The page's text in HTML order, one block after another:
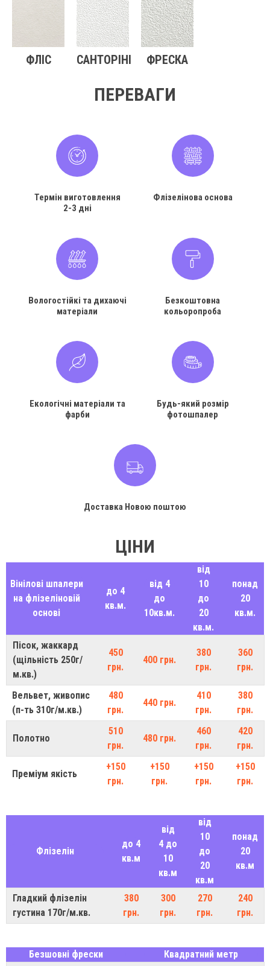
ФЛІС САНТОРІНІ ФРЕСКА
ПЕРЕВАГИ
Термін виготовлення
2-3 дні
Флізелінова основа
Вологостійкі та дихаючі
матеріали
Безкоштовна
кольоропроба
Екологічні матеріали та
фарби
Будь-який розмір
фотошпалер
Доставка Новою поштою
ЦІНИ
Вінілові шпалери
на флізеліновій
основі
до 4
кв.м.
від 4
до
10кв.м.
від
10
до
20
кв.м.
понад
20
кв.м.
Пісок, жаккард
(щільність 250г/
м.кв.)
450
грн.
400 грн.
380
грн.
360
грн.
Вельвет, живопис
(п-ть 310г/м.кв.)
480
грн.
440 грн.
410
грн.
380
грн.
Полотно
510
грн.
480 грн.
460
грн.
420
грн.
Преміум якість
+150
грн.
+150
грн.
+150
грн.
+150
грн.
Флізелін
до 4
кв.м
від
4 до
10
кв.м
від
10
до
20
кв.м
понад
20
кв.м
Гладкий флізелін
густина 170г/м.кв.
380
грн.
300
грн.
270
грн.
240
грн.
Безшовні фрески
Квадратний метр